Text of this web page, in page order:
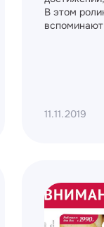
В этом
11.11.2019